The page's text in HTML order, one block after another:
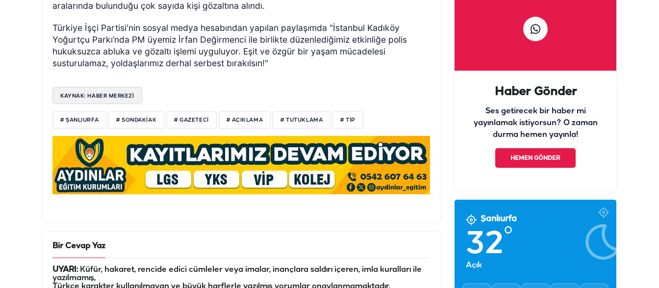
aralarında bulunduğu çok sayıda kişi gözaltına alındı.
Türkiye İşçi Partisi'nin sosyal medya hesabından yapılan paylaşımda "İstanbul Kadıköy
Yoğurtçu Parkı’nda PM üyemiz İrfan Değirmenci ile birlikte düzenlediğimiz etkinliğe polis
hukuksuzca abluka ve gözaltı işlemi uyguluyor. Eşit ve özgür bir yaşam mücadelesi
susturulamaz, yoldaşlarımız derhal serbest bırakılsın!"
KAYNAK: HABER MERKEZI
# ŞANLIURFA # SONDAKIAK # GAZETECI # AÇIKLAMA # TUTUKLAMA # TIP
Bir Cevap Yaz
UYARI:Küfür, hakaret, rencide edici cümleler veya imalar, inançlara saldırı içeren, imla kuralları ile
yazılmamış,
Türkçe karakter kullanılmayan ve büyük harflerle yazılmış yorumlar onaylanmamaktadır.
Haber Gönder
Ses getirecek bir haber mi
yayınlamak istiyorsun? O zaman
durma hemen yayınla!
HEMEN GÖNDER
Şanlıurfa
32°
Açık